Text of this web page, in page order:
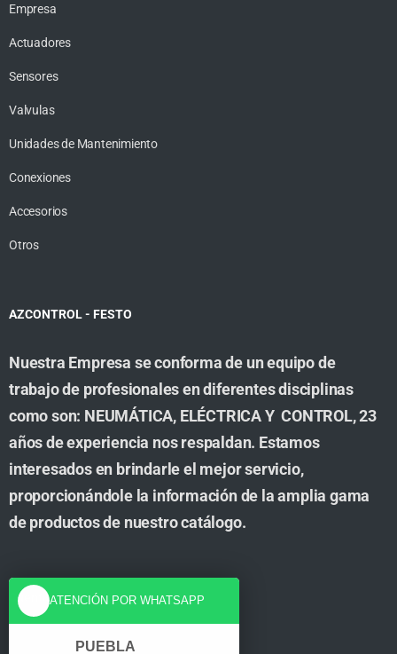
Empresa
Actuadores
Sensores
Valvulas
Unidades de Mantenimiento
Conexiones
Accesorios
Otros
AZCONTROL - FESTO
Nuestra Empresa se conforma de un equipo de
trabajo de profesionales en diferentes disciplinas
como son: NEUMÁTICA, ELÉCTRICA Y CONTROL, 23
años de experiencia nos respaldan. Estamos
interesados en brindarle el mejor servicio,
proporcionándole la información de la amplia gama
de productos de nuestro catálogo.
CuentaATENCIÓN POR WHATSAPP
PUEBLA